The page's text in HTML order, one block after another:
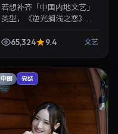
若想补齐「中国内地文艺」
类型，《逆光搁浅之恋》值
玉、IU主演，2023年10月19
65,324 9.4 文艺
中国 完结